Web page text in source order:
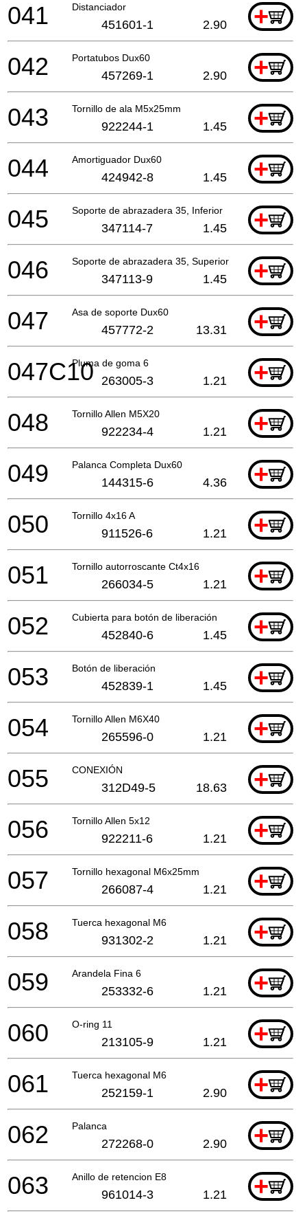
Distanciador +
041 451601-1 2.90
Portatubos Dux60 +
042 457269-1 2.90
Tornillo de ala M5x25mm +
043 922244-1 1.45
Amortiguador Dux60 +
044 424942-8 1.45
Soporte de abrazadera 35, Inferior +
045 347114-7 1.45
Soporte de abrazadera 35, Superior +
046 347113-9 1.45
Asa de soporte Dux60 +
047 457772-2 13.31
Pluma de goma 6 +
047C10 263005-3 1.21
Tornillo Allen M5X20 +
048 922234-4 1.21
Palanca Completa Dux60 +
049 144315-6 4.36
Tornillo 4x16 A +
050 911526-6 1.21
Tornillo autorroscante Ct4x16 +
051 266034-5 1.21
Cubierta para botón de liberación +
052 452840-6 1.45
Botón de liberación +
053 452839-1 1.45
Tornillo Allen M6X40 +
054 265596-0 1.21
CONEXIÓN +
055 312D49-5 18.63
Tornillo Allen 5x12 +
056 922211-6 1.21
Tornillo hexagonal M6x25mm +
057 266087-4 1.21
Tuerca hexagonal M6 +
058 931302-2 1.21
Arandela Fina 6 +
059 253332-6 1.21
O-ring 11 +
060 213105-9 1.21
Tuerca hexagonal M6 +
061 252159-1 2.90
Palanca +
062 272268-0 2.90
Anillo de retencion E8 +
063 961014-3 1.21